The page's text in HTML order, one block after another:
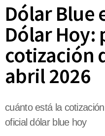
Dólar Blue
Dólar Hoy:
cotización
abril 2026
cuánto está la
oficial dólar blue hoy